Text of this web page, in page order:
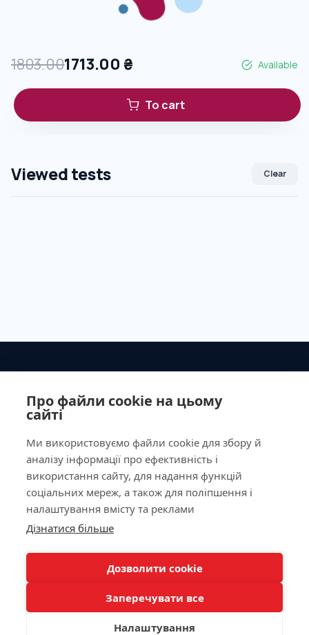
Про файли cookie на цьому
сайті
Ми використовуємо файли cookie для збору й
аналізу інформації про ефективність і
використання сайту, для надання функцій
соціальних мереж, а також для поліпшення і
налаштування вмісту та реклами
Дізнатися більше
Дозволити cookie
Заперечувати все
Налаштування
1803.001713.00 ₴ Available
To cart
Viewed tests Clear
September 23, 2011
Our Address
Laboratory
For Patients
Doctor appointment
Autoimmunology /
КНОПКА